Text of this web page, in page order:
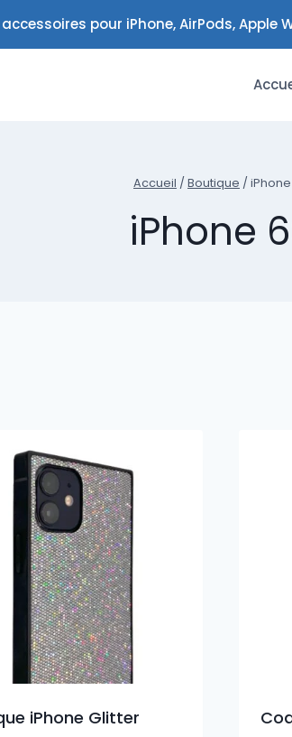
pour iPhone, AirPods,
Accueil / Boutique / iPhone
iPhone
iPhone Glitter